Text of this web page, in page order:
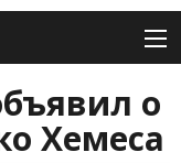
о
Хемеса